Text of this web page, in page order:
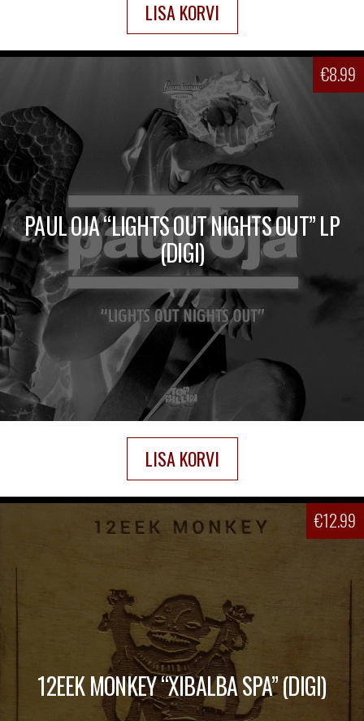
LISA KORVI
€8.99
PAUL OJA “LIGHTS OUT NIGHTS OUT” LP
(DIGI)
LISA KORVI
€12.99
12EEK MONKEY “XIBALBA SPA” (DIGI)